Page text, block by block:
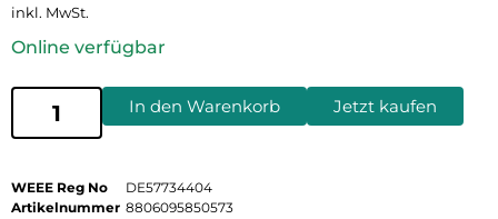
inkl. MwSt.
Online verfügbar
In den Warenkorb Jetzt kaufen
WEEE Reg No
DE57734404
Artikelnummer 8806095850573